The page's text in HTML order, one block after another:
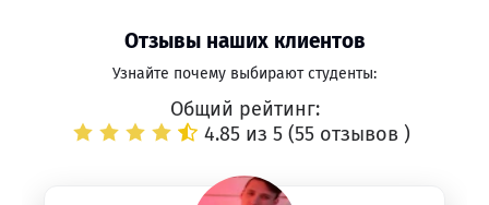
Отзывы наших клиентов
Узнайте почему выбирают студенты:
Общий рейтинг:
4.85 из 5 (55 отзывов )